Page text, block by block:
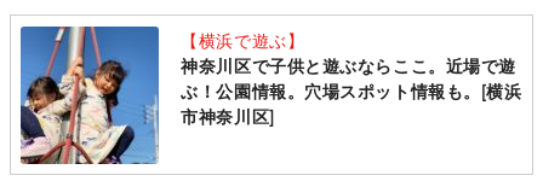
【横浜で遊ぶ】
神奈川区で子供と遊ぶならここ。近場で遊
ぶ！公園情報。穴場スポット情報も。[横浜
市神奈川区]